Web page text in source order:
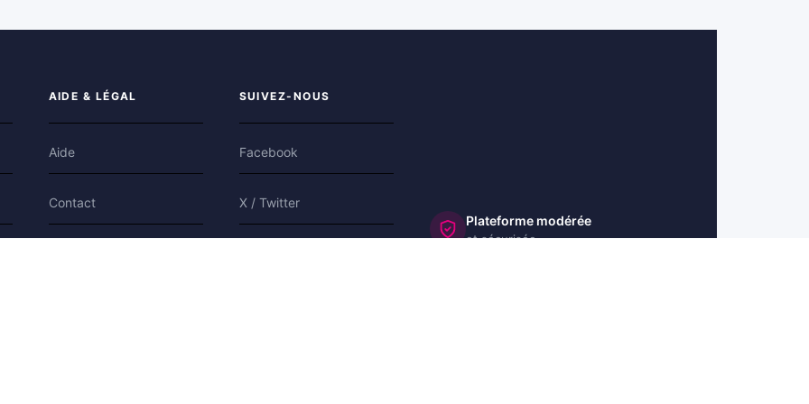
AIDE & LÉGAL
Aide
Contact
SUIVEZ-NOUS
Facebook
X / Twitter
Plateforme modérée
et sécurisée